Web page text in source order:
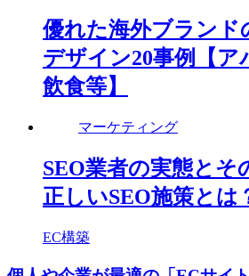
優れた海外ブランド
デザイン20事例【ア
飲食等】
マーケティング
SEO業者の実態とそ
正しいSEO施策とは
EC構築